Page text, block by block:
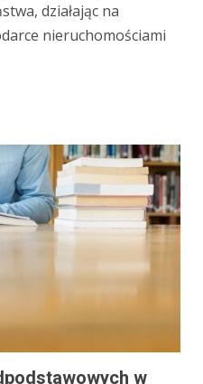
działając na
nieruchomościami
w